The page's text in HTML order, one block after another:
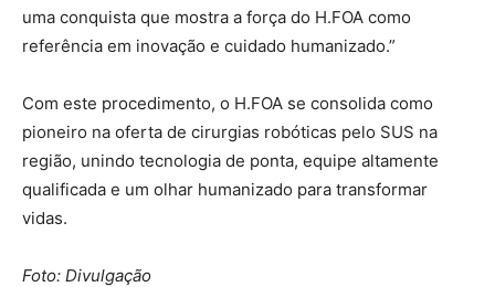
uma conquista que mostra a força do H.FOA como
referência em inovação e cuidado humanizado.”
Com este procedimento, o H.FOA se consolida como
pioneiro na oferta de cirurgias robóticas pelo SUS na
região, unindo tecnologia de ponta, equipe altamente
qualificada e um olhar humanizado para transformar
vidas.
Foto: Divulgação